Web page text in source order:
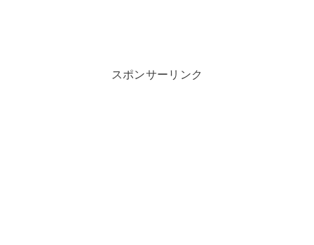
スポンサーリンク